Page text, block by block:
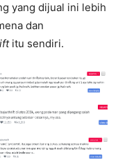
yang dijual ini lebih
dan
itu sendiri.